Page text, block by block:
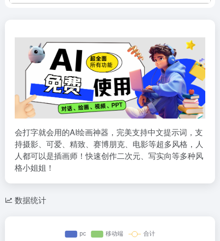
会打字就会用的AI绘画神器，完美支持中文提示词，支
持摄影、可爱、精致、赛博朋克、电影等超多风格，人
人都可以是插画师！快速创作二次元、写实向等多种风
格小姐姐！
数据统计